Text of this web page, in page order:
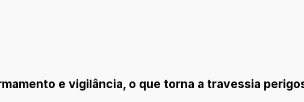
e vigilância, o que torna a travessia